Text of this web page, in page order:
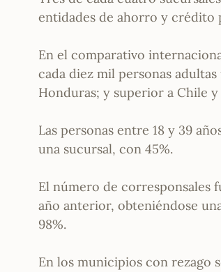
entidades de ahorro y crédito
En el comparativo
cada diez mil personas
Honduras; y superior a Chile y
Las personas entre 18 y 39
una sucursal, con 45%.
El número de corresponsales
año anterior, obteniéndose
98%.
En los municipios con rezago